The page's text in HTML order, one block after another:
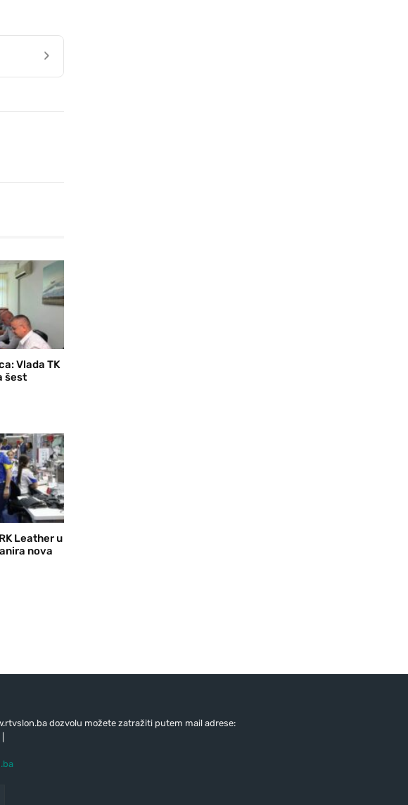
›
Vlada TK
šest
Leather u
nova
dozvolu možete zatražiti putem mail adrese: